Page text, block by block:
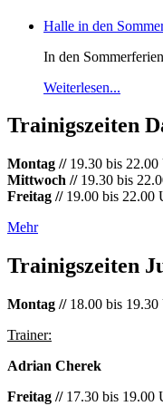
Halle in den
In den
Weiterlesen...
Trainigszeiten
Montag //19.30 bis 22.00
Mittwoch //19.30 bis
Freitag // 19.00 bis 22.00
Mehr
Trainigszeiten
Montag //18.00 bis 19.30
Trainer:
Adrian Cherek
Freitag //17.30 bis 19.00